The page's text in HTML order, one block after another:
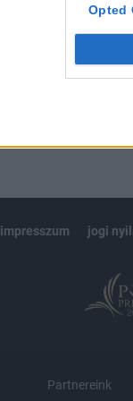
Opted
MÁR
impresszum jogi
Partnereink